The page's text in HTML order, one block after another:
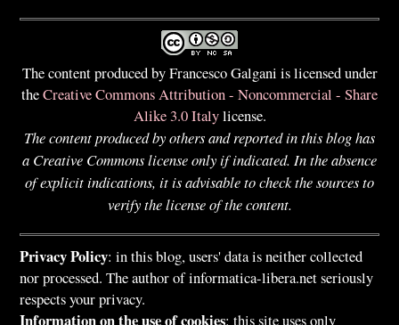
The content produced by Francesco Galgani is licensed under
theCreative Commons Attribution - Noncommercial - Share
Alike 3.0 Italylicense.
The content produced by others and reported in this blog has
a Creative Commons license only if indicated. In the absence
of explicit indications, it is advisable to check the sources to
verify the license of the content.
Privacy Policy: in this blog, users' data is neither collected
nor processed. The author of informatica-libera.net seriously
respects your privacy.
Information on the use of cookies: this site uses only